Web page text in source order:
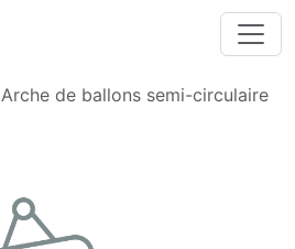
Arche de ballons semi-circulaire